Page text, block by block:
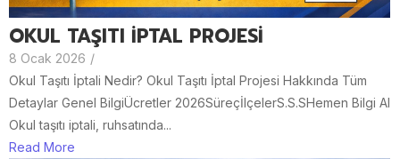
OKUL TAŞITI İPTAL PROJESİ
8 Ocak 2026 /
Okul Taşıtı İptali Nedir? Okul Taşıtı İptal Projesi Hakkında Tüm
Detaylar Genel BilgiÜcretler 2026SüreçİlçelerS.S.SHemen Bilgi Al
Okul taşıtı iptali, ruhsatında...
Read More